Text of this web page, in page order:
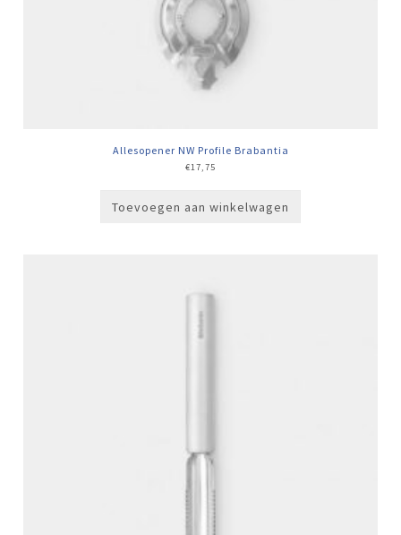
Allesopener NW Profile Brabantia
€17,75
Toevoegen aan winkelwagen